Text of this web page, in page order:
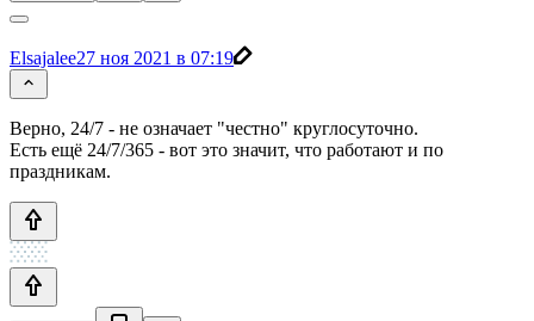
Elsajalee27 ноя 2021 в 07:19
Верно, 24/7 - не означает "честно" круглосуточно.
Есть ещё 24/7/365 - вот это значит, что работают и по
праздникам.